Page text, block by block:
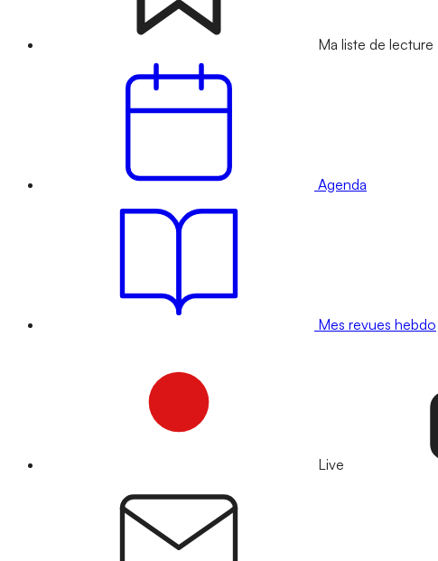
Ma liste de lecture
Agenda
Mes revues hebdo
Live